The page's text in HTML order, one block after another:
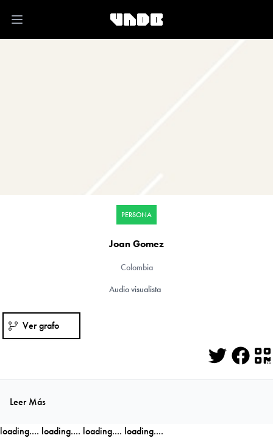
Open main menu
PERSONA
Joan Gomez
Colombia
Audio visualista
Ver grafo
Twitter
Leer Más
loading.... loading.... loading.... loading....